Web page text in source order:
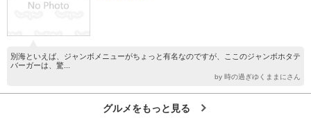
別海といえば、ジャンボメニューがちょっと有名なのですが、ここのジャンボホタテ
バーガーは、驚...
by 時の過ぎゆくままにさん
グルメをもっと見る